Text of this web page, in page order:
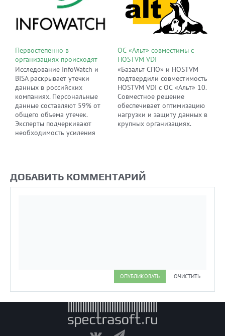
Первостепенно в
организациях происходят
утечки персональных
данных
Исследование InfoWatch и
BISA раскрывает утечки
данных в российских
компаниях. Персональные
данные составляют 59% от
общего объема утечек.
Эксперты подчеркивают
необходимость усиления
ОС «Альт» совместимы с
HOSTVM VDI
«Базальт СПО» и HOSTVM
подтвердили совместимость
HOSTVM VDI с ОС «Альт» 10.
Совместное решение
обеспечивает оптимизацию
нагрузки и защиту данных в
крупных организациях.
ДОБАВИТЬ КОММЕНТАРИЙ
ОПУБЛИКОВАТЬ ОЧИСТИТЬ